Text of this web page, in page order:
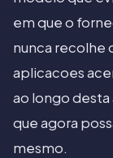
em que o
nunca recolhe
aplicacoes
ao longo
que agora
mesmo.